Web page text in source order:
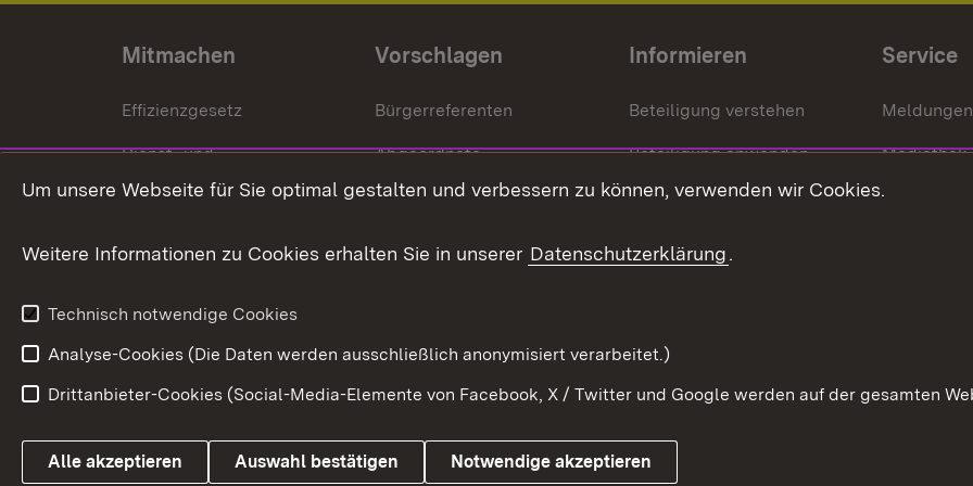
Mitmachen
Effizienzgesetz
Dienst- und
Versorgungsbezüge
Weitere
Vorschlagen
Bürgerreferenten
Abgeordnete
Bürgerbeauftragte
Informieren
Beteiligung verstehen
Beteiligung anwenden
Beteiligung stärken
Service
Meldungen
Mediathek
Link zum Landesportal
Impressum Kontakt
Um unsere Webseite für Sie optimal gestalten und verbessern zu können, verwenden wir Cookies.
Weitere Informationen zu Cookies erhalten Sie in unserer Datenschutzerklärung.
Technisch notwendige Cookies
Analyse-Cookies (Die Daten werden ausschließlich anonymisiert verarbeitet.)
Drittanbieter-Cookies (Social-Media-Elemente von Facebook, X / Twitter und Google werden auf der gesamten
Alle akzeptieren Auswahl bestätigen Notwendige akzeptieren